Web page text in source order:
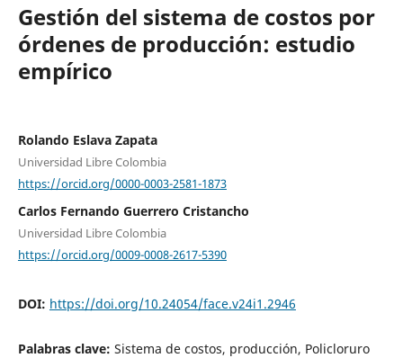
Gestión del sistema de costos por
órdenes de producción: estudio
empírico
Rolando Eslava Zapata
Universidad Libre Colombia
https://orcid.org/0000-0003-2581-1873
Carlos Fernando Guerrero Cristancho
Universidad Libre Colombia
https://orcid.org/0009-0008-2617-5390
DOI: https://doi.org/10.24054/face.v24i1.2946
Palabras clave: Sistema de costos, producción, Policloruro